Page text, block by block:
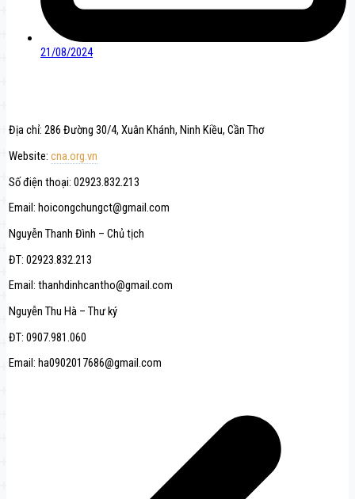
21/08/2024
Địa chỉ: 286 Đường 30/4, Xuân Khánh, Ninh Kiều, Cần Thơ
Website: cna.org.vn
Số điện thoại: 02923.832.213
Email: hoicongchungct@gmail.com
Nguyễn Thanh Đình – Chủ tịch
ĐT: 02923.832.213
Email: thanhdinhcantho@gmail.com
Nguyễn Thu Hà – Thư ký
ĐT: 0907.981.060
Email: ha0902017686@gmail.com